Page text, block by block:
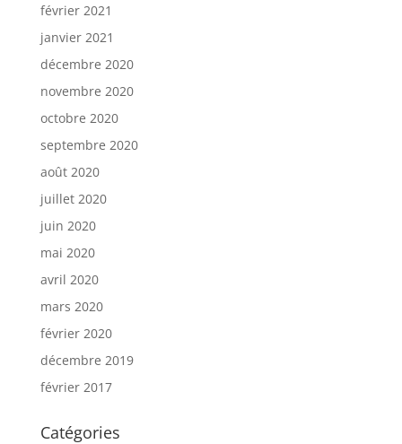
février 2021
janvier 2021
décembre 2020
novembre 2020
octobre 2020
septembre 2020
août 2020
juillet 2020
juin 2020
mai 2020
avril 2020
mars 2020
février 2020
décembre 2019
février 2017
Catégories